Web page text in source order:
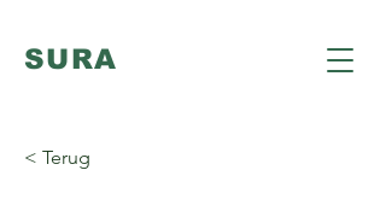
SURA
< Terug